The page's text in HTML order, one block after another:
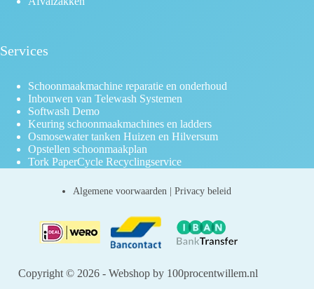
Services
Schoonmaakmachine reparatie en onderhoud
Inbouwen van Telewash Systemen
Softwash Demo
Keuring schoonmaakmachines en ladders
Osmosewater tanken Huizen en Hilversum
Opstellen schoonmaakplan
Tork PaperCycle Recyclingservice
Algemene voorwaarden |Privacy beleid
Copyright © 2026 - Webshop by 100procentwillem.nl